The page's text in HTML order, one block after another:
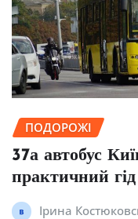
ПОДОРОЖІ
37а автобус
практичний
Ірина